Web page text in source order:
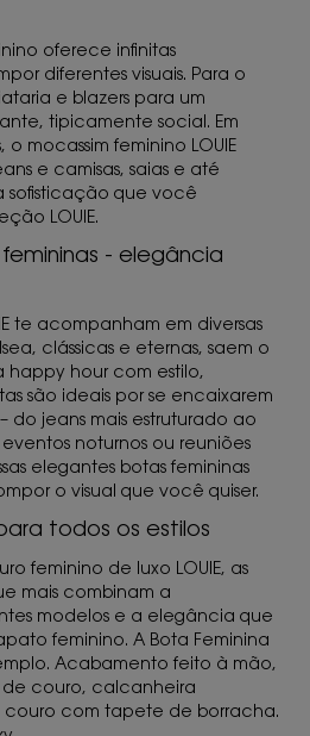
oferece infinitas
diferentes visuais. Para o
e blazers para um
tipicamente social. Em
o mocassim feminino LOUIE
e camisas, saias e até
sofisticação que você
LOUIE.
- elegância
te acompanham em diversas
clássicas e eternas, saem o
happy hour com estilo,
são ideais por se encaixarem
do jeans mais estruturado ao
noturnos ou reuniões
elegantes botas femininas
o visual que você quiser.
todos os estilos
feminino de luxo LOUIE, as
mais combinam a
modelos e a elegância que
feminino. A Bota Feminina
Acabamento feito à mão,
de couro, calcanheira
com tapete de borracha.